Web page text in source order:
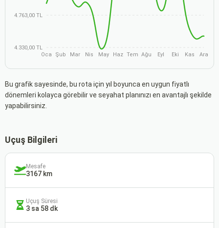
4.763,00 TL
4.330,00 TL
Oca
Şub Mar Nis May Haz Tem Ağu Eyl Eki Kas Ara
Bu grafik sayesinde, bu rota için yıl boyunca en uygun fiyatlı
dönemleri kolayca görebilir ve seyahat planınızı en avantajlı şekilde
yapabilirsiniz.
Uçuş Bilgileri
Mesafe
3167 km
Uçuş Süresi
3 sa 58 dk